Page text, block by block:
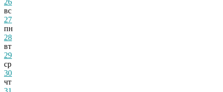
26
вс
27
пн
28
вт
29
ср
30
чт